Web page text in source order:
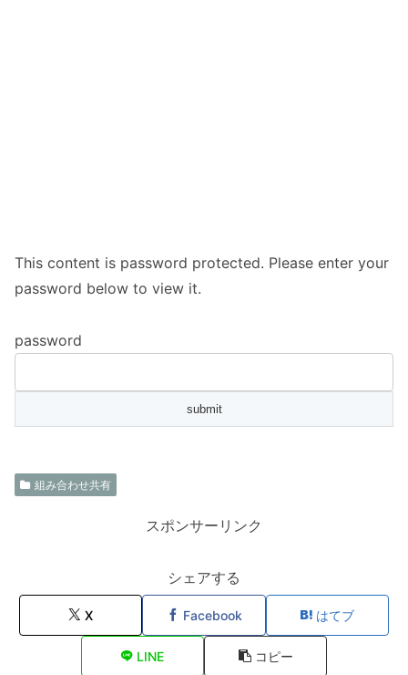
This content is password protected. Please enter your
password below to view it.
password
組み合わせ共有
スポンサーリンク
シェアする
X Facebook はてブ
LINE コピー